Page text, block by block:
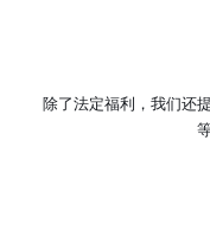
除了法定福利，我们还